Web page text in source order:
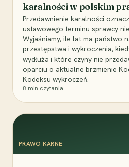
karalności w polskim
Przedawnienie karalności
ustawowego terminu sprawcy
Wyjaśniamy, ile lat ma państwo
przestępstwa i wykroczenia,
wydłuża i które czyny nie
oparciu o aktualne brzmienie
Kodeksu wykroczeń.
8 min czytania
PRAWO KARNE